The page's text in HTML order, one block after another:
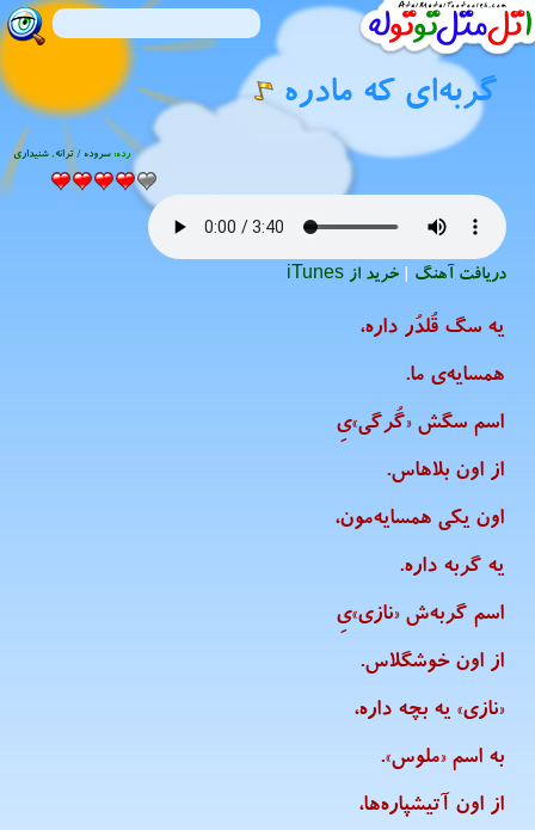
گربه‌ای که مادره
رده:سروده / ترانه,شنیدارى
دریافت آهنگ |خرید از iTunes
یه سگ قُلدُر داره،
همسایه‌ی ما.
اسم سگش «گُرگی»یِ
از اون بلاهاس.
اون یکی همسایه‌مون،
یه گربه داره.
اسم گربه‌ش «نازی»یِ
از اون خوشگلاس.
«نازی» یه بچه داره،
به اسم «ملوس».
از اون آتیشپاره‌ها،